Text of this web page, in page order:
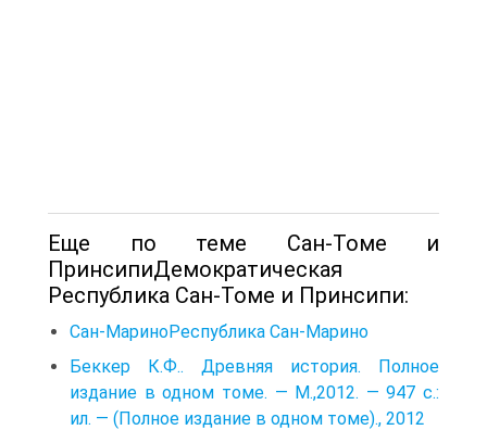
Еще по теме Сан-Томе и
ПринсипиДемократическая
Республика Сан-Томе и Принсипи:
Сан-МариноРеспублика Сан-Марино
Беккер К.Ф.. Древняя история. Полное
издание в одном томе. — М.,2012. — 947 с.:
ил. — (Полное издание в одном томе)., 2012